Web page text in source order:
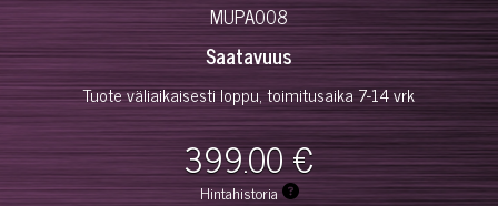
MUPA008
Saatavuus
Tuote väliaikaisesti loppu, toimitusaika 7-14 vrk
399.00 €
Hintahistoria